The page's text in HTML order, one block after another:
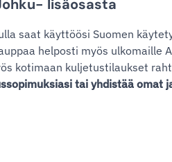
lisäosasta
saat käyttöösi Suomen
helposti myös ulkomaille
kotimaan kuljetustilaukset
tai yhdistää omat